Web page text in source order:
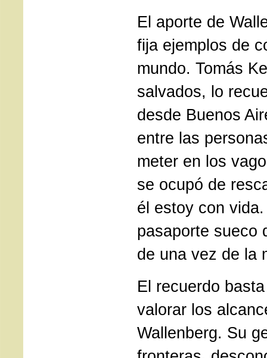
El aporte de
fija ejemplos de
mundo. Tomás
salvados, lo
desde Buenos
entre las
meter en los
se ocupó de
él estoy con
pasaporte sueco
de una vez de la
El recuerdo
valorar los
Wallenberg. Su